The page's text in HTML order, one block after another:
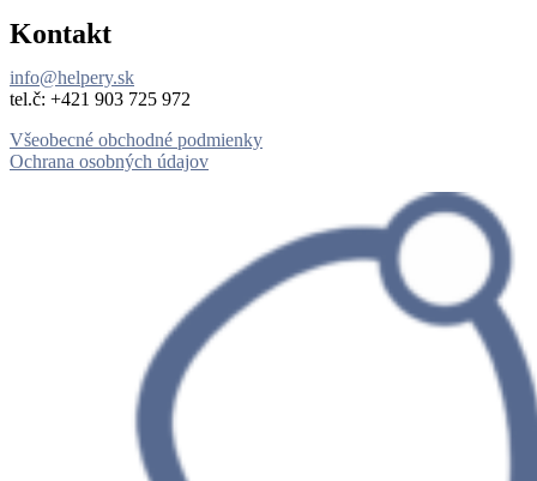
Kontakt
info@helpery.sk
tel.č: ‪+421 903 725 972
Všeobecné obchodné podmienky
Ochrana osobných údajov